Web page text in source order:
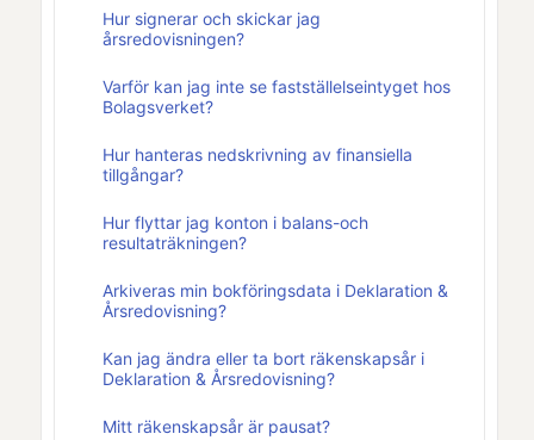
Hur signerar och skickar jag
årsredovisningen?
Varför kan jag inte se fastställelseintyget hos
Bolagsverket?
Hur hanteras nedskrivning av finansiella
tillgångar?
Hur flyttar jag konton i balans-och
resultaträkningen?
Arkiveras min bokföringsdata i Deklaration &
Årsredovisning?
Kan jag ändra eller ta bort räkenskapsår i
Deklaration & Årsredovisning?
Mitt räkenskapsår är pausat?